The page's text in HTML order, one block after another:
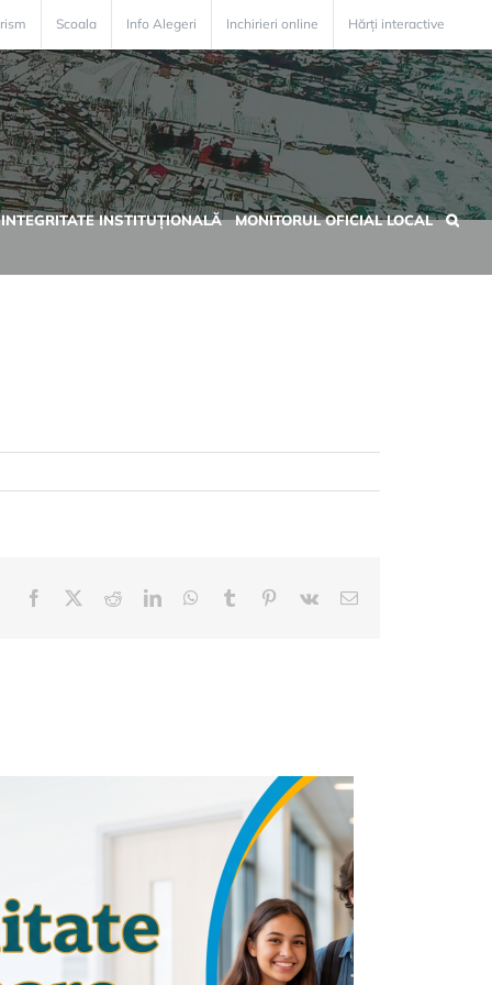
Scoala Info Alegeri Inchirieri online Hărți interactive
INTEGRITATE INSTITUȚIONALĂ MONITORUL OFICIAL LOCAL
Facebook RedditLinkedInWhatsApp
Tumblr Pinterest
Vk
E-